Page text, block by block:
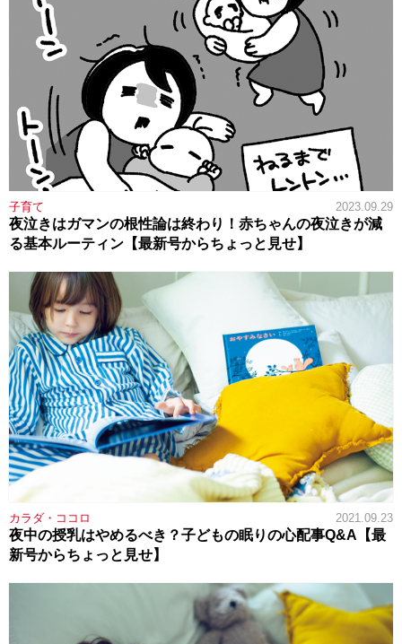
子育て 2023.09.29
夜泣きはガマンの根性論は終わり！赤ちゃんの夜泣きが減
る基本ルーティン【最新号からちょっと見せ】
カラダ・ココロ 2021.09.23
夜中の授乳はやめるべき？子どもの眠りの心配事Q&A【最
新号からちょっと見せ】